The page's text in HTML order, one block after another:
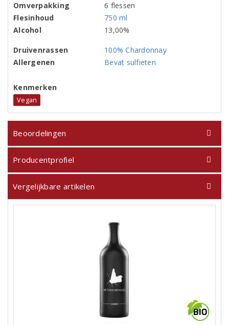
Omverpakking
6 flessen
Flesinhoud
750 ml
Alcohol
13,00%
Druivenrassen
100% Chardonnay
Allergenen
Bevat sulfieten
Kenmerken
Vegan
Beoordelingen
Producentprofiel
Vergelijkbare artikelen